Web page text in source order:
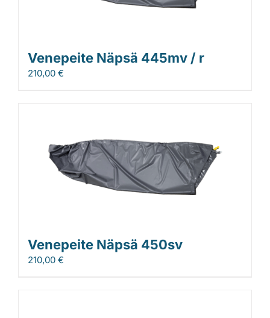
Venepeite Näpsä 445mv / r
210,00 €
Venepeite Näpsä 450sv
210,00 €